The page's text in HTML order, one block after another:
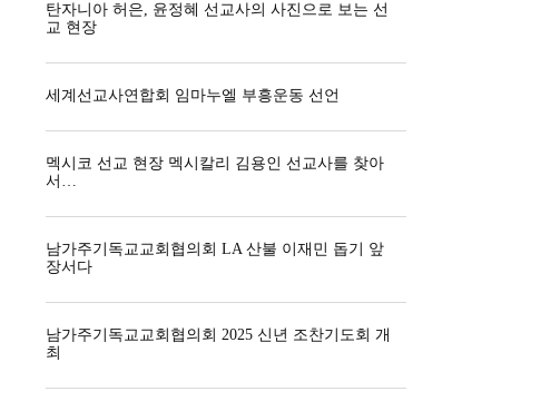
탄자니아 허은, 윤정혜 선교사의 사진으로 보는 선
교 현장
세계선교사연합회 임마누엘 부흥운동 선언
멕시코 선교 현장 멕시칼리 김용인 선교사를 찾아
서…
남가주기독교교회협의회 LA 산불 이재민 돕기 앞
장서다
남가주기독교교회협의회 2025 신년 조찬기도회 개
최